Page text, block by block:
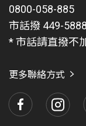
0800-058-885
市話撥 449-
* 市話請直撥不
更多聯絡方式